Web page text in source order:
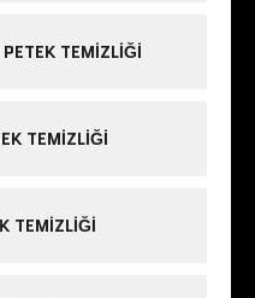
TEMIZLIĞI
TEMIZLIĞI
TEMIZLIĞI